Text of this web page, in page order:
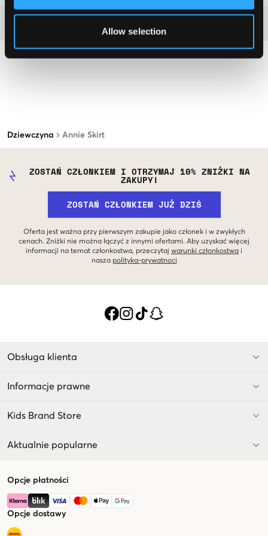
Allow selection
Dziewczyna Annie Skirt
ZOSTAŃ CZŁONKIEM I OTRZYMAJ 10% ZNIŻKI NA
ZAKUPY!
ZOSTAŃ CZŁONKIEM JUŻ DZIŚ
Oferta jest ważna przy pierwszym zakupie jako członek i w zwykłych
cenach. Zniżki nie można łączyć z innymi ofertami. Aby uzyskać więcej
informacji na temat członkostwa, przeczytaj warunki członkostwa i
nasza polityka-prywatnoci
Obsługa klienta
Informacje prawne
Kids Brand Store
Aktualnie popularne
Opcje płatności
Opcje dostawy